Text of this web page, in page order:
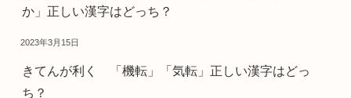
か」正しい漢字はどっち？
2023年3月15日
きてんが利く 「機転」「気転」正しい漢字はどっ
ち？